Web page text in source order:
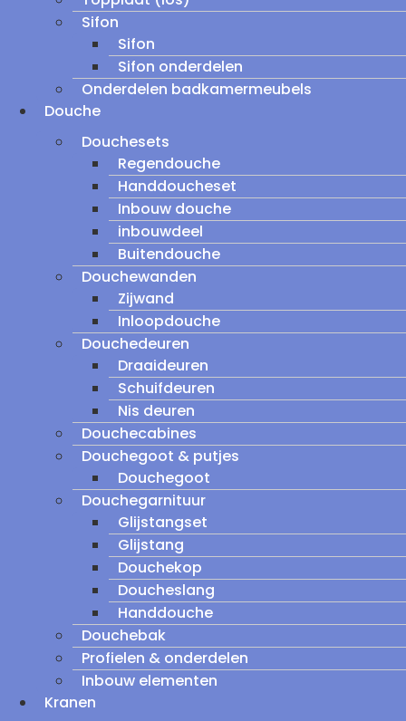
Sifon
Sifon
Sifon onderdelen
Onderdelen badkamermeubels
Douche
Douchesets
Regendouche
Handdoucheset
Inbouw douche
inbouwdeel
Buitendouche
Douchewanden
Zijwand
Inloopdouche
Douchedeuren
Draaideuren
Schuifdeuren
Nis deuren
Douchecabines
Douchegoot & putjes
Douchegoot
Douchegarnituur
Glijstangset
Glijstang
Douchekop
Doucheslang
Handdouche
Douchebak
Profielen & onderdelen
Inbouw elementen
Kranen